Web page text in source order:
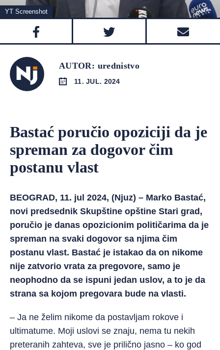
YT Screenshot
AUTOR: urednistvo
11. JUL. 2024
Bastać poručio opoziciji da je
spreman za dogovor čim
postanu vlast
BEOGRAD, 11. jul 2024, (Njuz) – Marko Bastać,
novi predsednik Skupštine opštine Stari grad,
poručio je danas opozicionim političarima da je
spreman na svaki dogovor sa njima čim
postanu vlast. Bastać je istakao da on nikome
nije zatvorio vrata za pregovore, samo je
neophodno da se ispuni jedan uslov, a to je da
strana sa kojom pregovara bude na vlasti.
– Ja ne želim nikome da postavljam rokove i
ultimatume. Moji uslovi se znaju, nema tu nekih
preteranih zahteva, sve je prilično jasno – ko god